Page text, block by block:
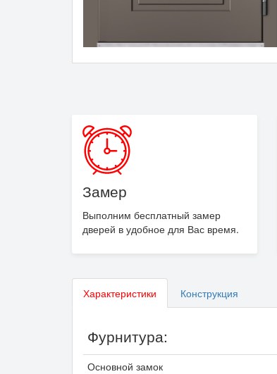
Замер
Выполним бесплатный замер
дверей в удобное для Вас время.
Характеристики Конструкция
Фурнитура:
Основной замок